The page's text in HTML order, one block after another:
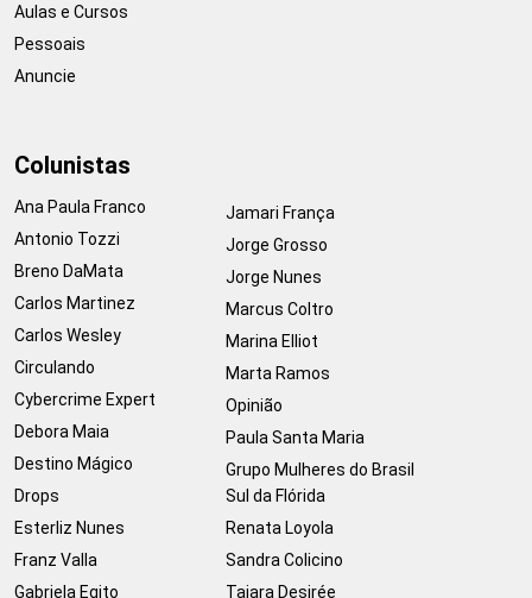
Aulas e Cursos
Pessoais
Anuncie
Colunistas
Ana Paula Franco
Antonio Tozzi
Breno DaMata
Carlos Martinez
Carlos Wesley
Circulando
Cybercrime Expert
Debora Maia
Destino Mágico
Drops
Esterliz Nunes
Franz Valla
Gabriela Egito
Jamari França
Jorge Grosso
Jorge Nunes
Marcus Coltro
Marina Elliot
Marta Ramos
Opinião
Paula Santa Maria
Grupo Mulheres do Brasil
Sul da Flórida
Renata Loyola
Sandra Colicino
Taiara Desirée